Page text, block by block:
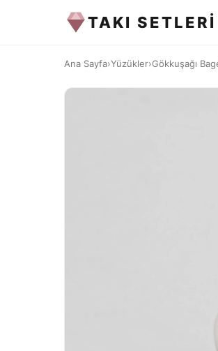
TAKI SETLERİ
Ana Sayfa›Yüzükler›Gökkuşağı